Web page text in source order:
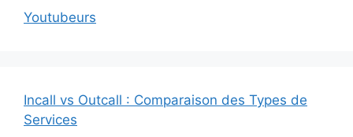
Youtubeurs
Incall vs Outcall : Comparaison des Types de
Services